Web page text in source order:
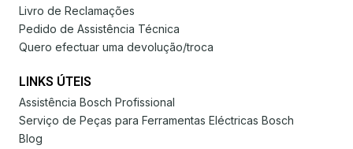
Livro de Reclamações
Pedido de Assistência Técnica
Quero efectuar uma devolução/troca
LINKS ÚTEIS
Assistência Bosch Profissional
Serviço de Peças para Ferramentas Eléctricas Bosch
Blog